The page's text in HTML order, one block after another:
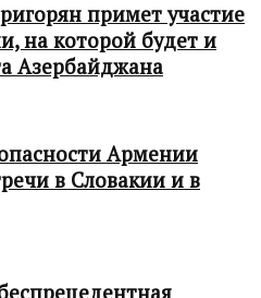
примет участие
на которой будет и
Азербайджана
Армении
в Словакии и в